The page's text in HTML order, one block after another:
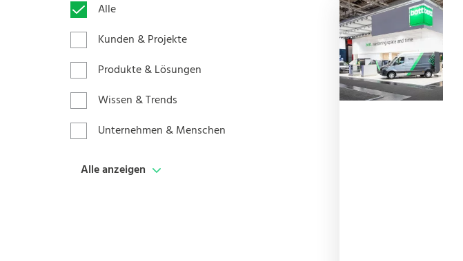
Alle
Kunden & Projekte
Produkte & Lösungen
Wissen & Trends
Unternehmen & Menschen
Alle anzeigen